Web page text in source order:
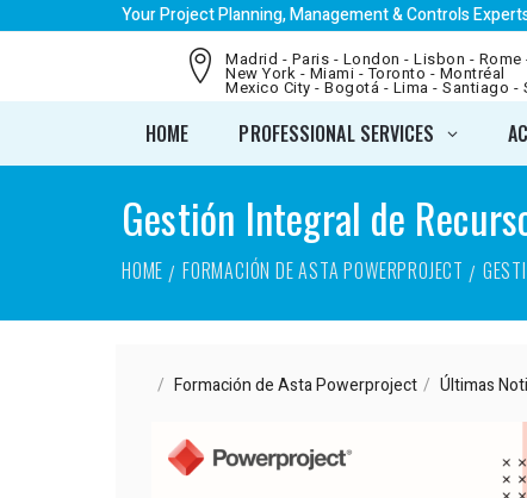
Your Project Planning, Management & Controls
Madrid - Paris - London - Lisbon - Rome
New York - Miami - Toronto - Montréal
Mexico City - Bogotá - Lima - Santiago -
HOME PROFESSIONAL SERVICES
Gestión Integral de
HOME FORMACIÓN DE ASTA POWERPROJECT
Formación de Asta Powerproject Últimas